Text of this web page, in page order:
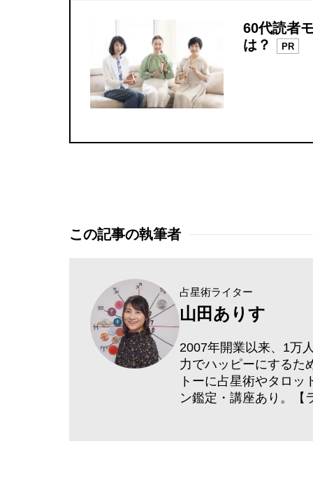
60代読者
は？
PR
この記事の執筆者
占星術ライター
山田ありす
2007年開業以来、1万
力でハッピーにするた
トーに占星術やタロ
ン鑑定・講座あり。【